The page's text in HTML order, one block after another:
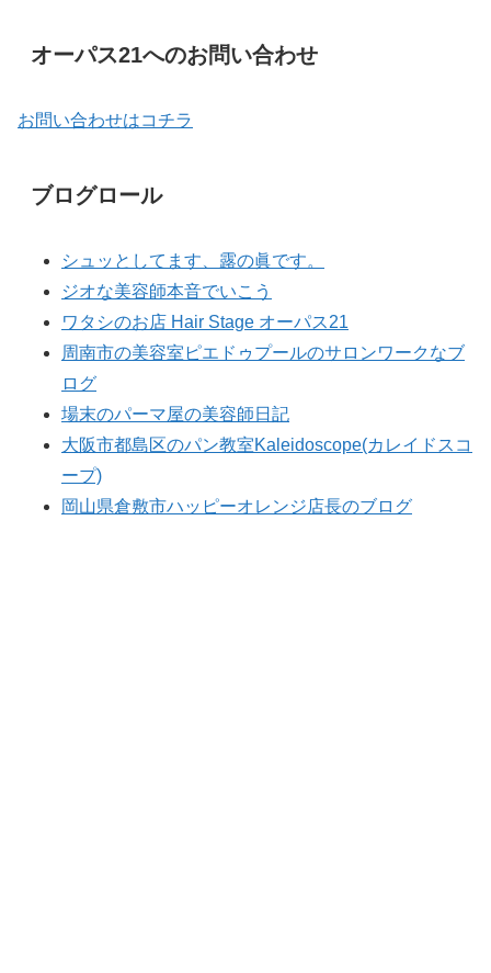
オーパス21へのお問い合わせ
お問い合わせはコチラ
ブログロール
シュッとしてます、露の眞です。
ジオな美容師本音でいこう
ワタシのお店 Hair Stage オーパス21
周南市の美容室ピエドゥプールのサロンワークなブ
ログ
場末のパーマ屋の美容師日記
大阪市都島区のパン教室Kaleidoscope(カレイドスコ
ープ)
岡山県倉敷市ハッピーオレンジ店長のブログ